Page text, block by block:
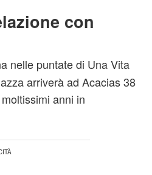
con
nelle puntate di Una Vita
arriverà ad Acacias 38
anni in